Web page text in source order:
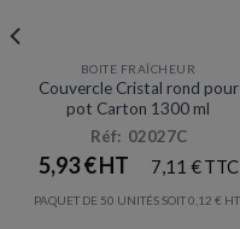
BOITE FRAÎCHEUR
Couvercle Cristal rond pour
pot Carton 1300 ml
Réf: 02027C
5,93€ 7,11 €
PAQUET DE 50 UNITÉS SOIT0,12 €